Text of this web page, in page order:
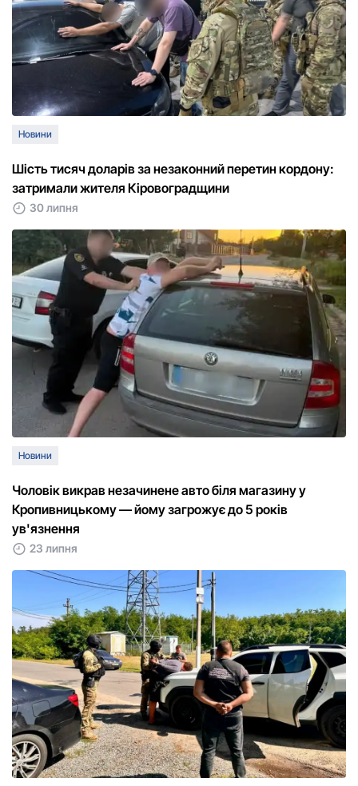
Новини
Шість тисяч доларів за незаконний перетин кордону:
затримали жителя Кіровоградщини
30 липня
Новини
Чоловік викрав незачинене авто біля магазину у
Кропивницькому — йому загрожує до 5 років
ув'язнення
23 липня